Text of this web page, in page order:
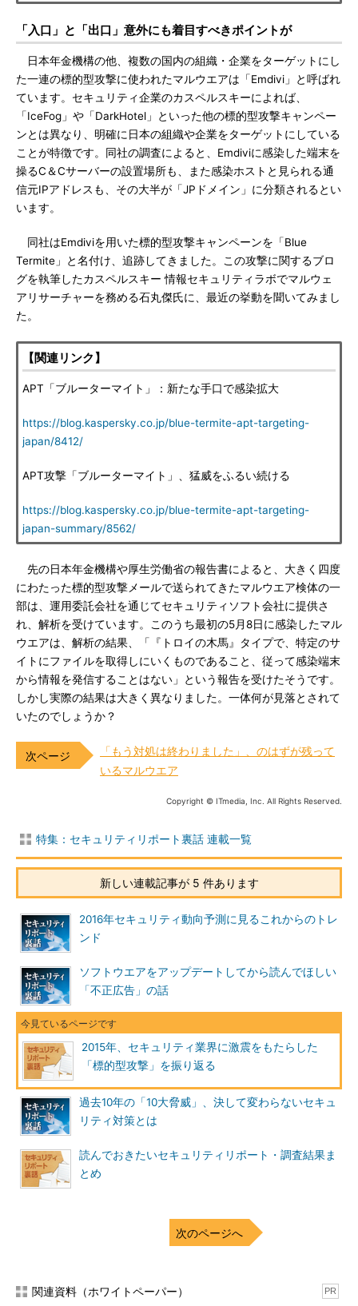
「入口」と「出口」意外にも着目すべきポイントが
日本年金機構の他、複数の国内の組織・企業をターゲットにし
た一連の標的型攻撃に使われたマルウエアは「Emdivi」と呼ばれ
ています。セキュリティ企業のカスペルスキーによれば、
「IceFog」や「DarkHotel」といった他の標的型攻撃キャンペー
ンとは異なり、明確に日本の組織や企業をターゲットにしている
ことが特徴です。同社の調査によると、Emdiviに感染した端末を
操るC＆Cサーバーの設置場所も、また感染ホストと見られる通
信元IPアドレスも、その大半が「JPドメイン」に分類されるとい
います。
同社はEmdiviを用いた標的型攻撃キャンペーンを「Blue
Termite」と名付け、追跡してきました。この攻撃に関するブロ
グを執筆したカスペルスキー 情報セキュリティラボでマルウェ
アリサーチャーを務める石丸傑氏に、最近の挙動を聞いてみまし
た。
【関連リンク】
APT「ブルーターマイト」：新たな手口で感染拡大
https://blog.kaspersky.co.jp/blue-termite-apt-targeting-
japan/8412/
APT攻撃「ブルーターマイト」、猛威をふるい続ける
https://blog.kaspersky.co.jp/blue-termite-apt-targeting-
japan-summary/8562/
先の日本年金機構や厚生労働省の報告書によると、大きく四度
にわたった標的型攻撃メールで送られてきたマルウエア検体の一
部は、運用委託会社を通じてセキュリティソフト会社に提供さ
れ、解析を受けています。このうち最初の5月8日に感染したマル
ウエアは、解析の結果、「『トロイの木馬』タイプで、特定のサ
イトにファイルを取得しにいくものであること、従って感染端末
から情報を発信することはない」という報告を受けたそうです。
しかし実際の結果は大きく異なりました。一体何が見落とされて
いたのでしょうか？
「もう対処は終わりました」、のはずが残って
いるマルウエア
Copyright © ITmedia, Inc. All Rights Reserved.
特集：セキュリティリポート裏話 連載一覧
新しい連載記事が 5 件あります
2016年セキュリティ動向予測に見るこれからのトレ
ンド
ソフトウエアをアップデートしてから読んでほしい
「不正広告」の話
2015年、セキュリティ業界に激震をもたらした
「標的型攻撃」を振り返る
過去10年の「10大脅威」、決して変わらないセキュ
リティ対策とは
読んでおきたいセキュリティリポート・調査結果ま
とめ
次のページへ
関連資料（ホワイトペーパー） PR